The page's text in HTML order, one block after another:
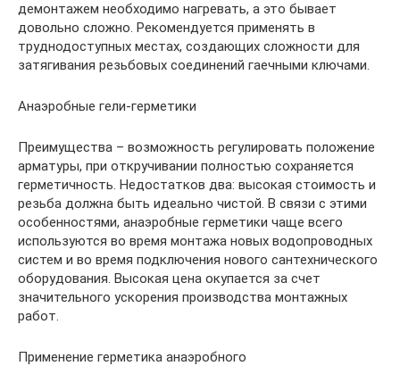
демонтажем необходимо нагревать, а это бывает
довольно сложно. Рекомендуется применять в
труднодоступных местах, создающих сложности для
затягивания резьбовых соединений гаечными ключами.
Анаэробные гели-герметики
Преимущества – возможность регулировать положение
арматуры, при откручивании полностью сохраняется
герметичность. Недостатков два: высокая стоимость и
резьба должна быть идеально чистой. В связи с этими
особенностями, анаэробные герметики чаще всего
используются во время монтажа новых водопроводных
систем и во время подключения нового сантехнического
оборудования. Высокая цена окупается за счет
значительного ускорения производства монтажных
работ.
Применение герметика анаэробного